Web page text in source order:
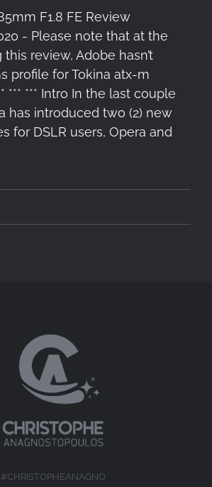
F1.8 FE Review
- Please note that at the
review, Adobe hasn’t
profile for Tokina atx-m
*** *** Intro In the last couple
has introduced two (2) new
for DSLR users, Opera and
#CHRISTOPHEANAGNO